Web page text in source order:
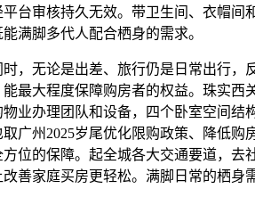
台审核持久无效。带卫生间、衣帽间
满脚多代人配合栖身的需求。
无论是出差、旅行仍是日常出行，
最大程度保障购房者的权益。珠实西
业办理团队和设备，四个卧室空间结
广州2025岁尾优化限购政策、降低购
位的保障。起全城各大交通要道，去
善家庭买房更轻松。满脚日常的栖身